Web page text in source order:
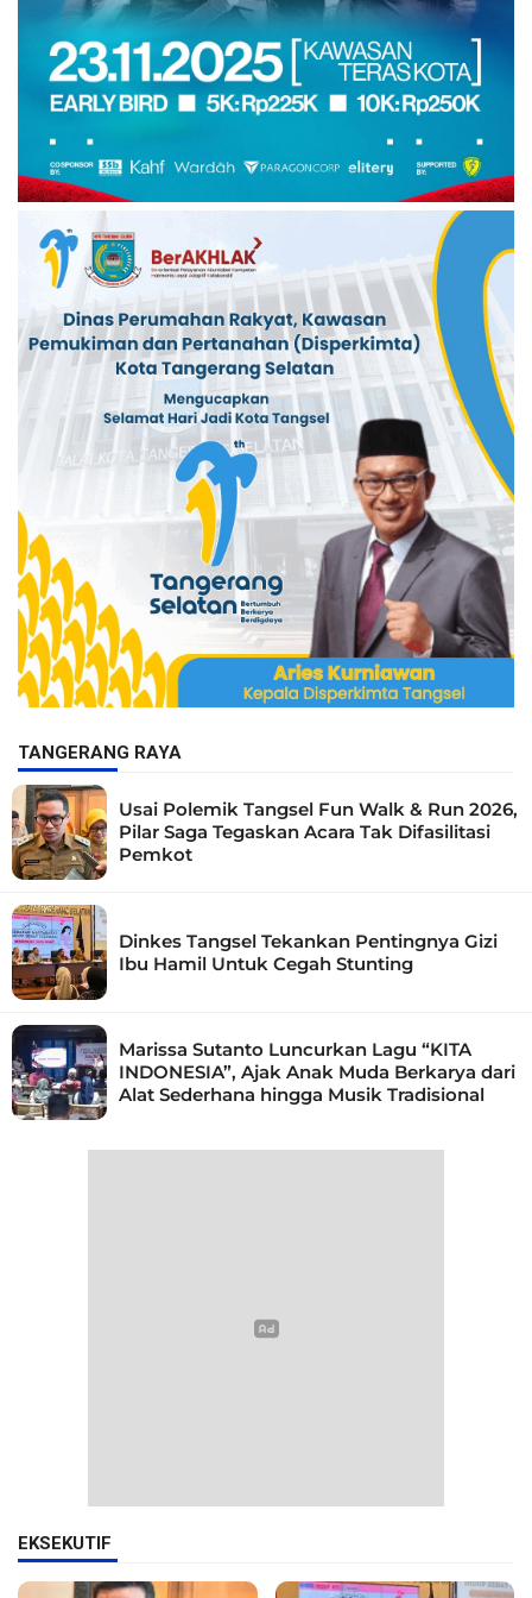
TANGERANG RAYA
Usai Polemik Tangsel Fun Walk & Run 2026,
Pilar Saga Tegaskan Acara Tak Difasilitasi
Pemkot
Dinkes Tangsel Tekankan Pentingnya Gizi
Ibu Hamil Untuk Cegah Stunting
Marissa Sutanto Luncurkan Lagu “KITA
INDONESIA”, Ajak Anak Muda Berkarya dari
Alat Sederhana hingga Musik Tradisional
EKSEKUTIF